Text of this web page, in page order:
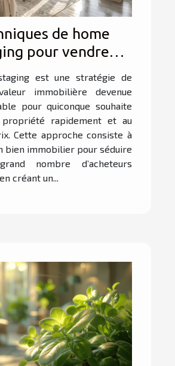
de home
pour vendre
votre
propriété
est une stratégie de
immobilière devenue
pour quiconque souhaite
rapidement et au
Cette approche consiste à
bien immobilier pour séduire
nombre d’acheteurs
créant un...